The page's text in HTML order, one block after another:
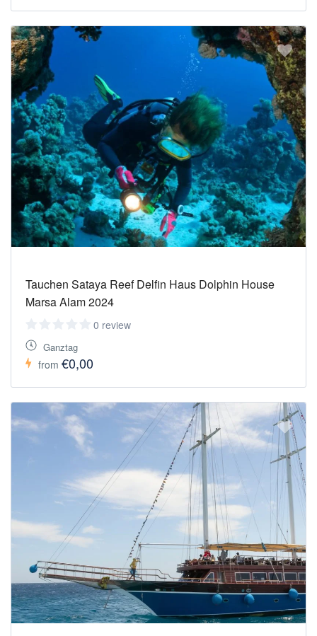
Tauchen Sataya Reef Delfin Haus Dolphin House
Marsa Alam 2024
0 review
Ganztag
from €0,00